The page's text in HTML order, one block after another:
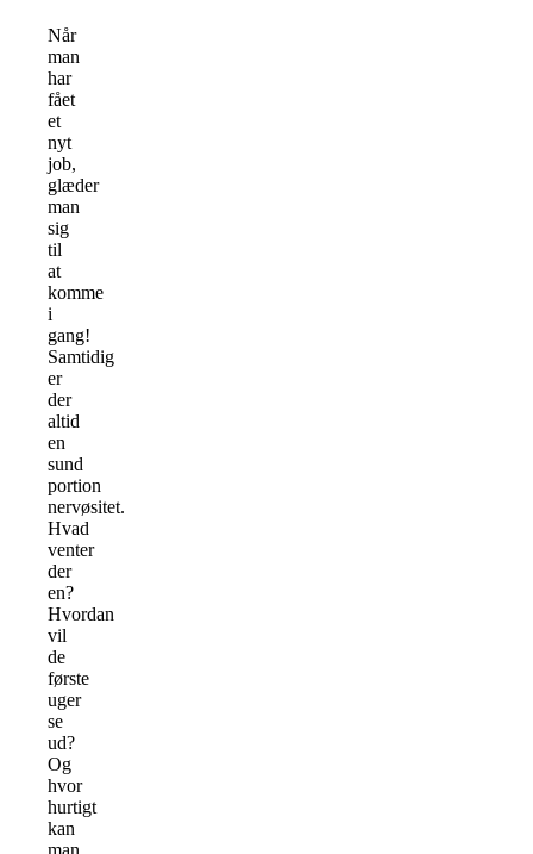
Når
man
har
fået
et
nyt
job,
glæder
man
sig
til
at
komme
i
gang!
Samtidig
er
der
altid
en
sund
portion
nervøsitet.
Hvad
venter
der
en?
Hvordan
vil
de
første
uger
se
ud?
Og
hvor
hurtigt
kan
man